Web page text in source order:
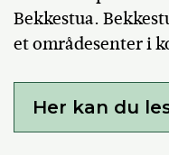
Bekkestua.
et områdesenter i
Her kan du